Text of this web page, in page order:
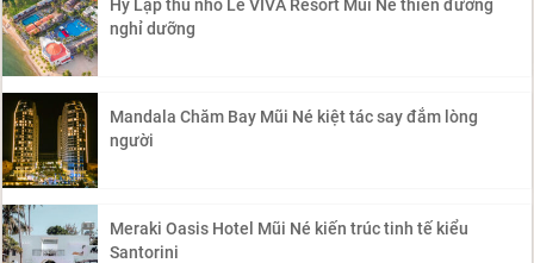
Hy Lạp thu nhỏ Le VIVA Resort Mũi Né thiên đường
nghỉ dưỡng
Mandala Chăm Bay Mũi Né kiệt tác say đắm lòng
người
Meraki Oasis Hotel Mũi Né kiến trúc tinh tế kiểu
Santorini